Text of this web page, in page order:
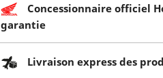
Concessionnaire officiel
garantie
Livraison express des